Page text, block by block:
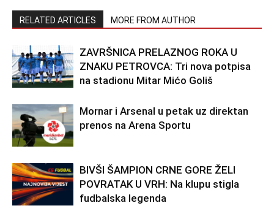
RELATED ARTICLES MORE FROM AUTHOR
ZAVRŠNICA PRELAZNOG ROKA U
ZNAKU PETROVCA: Tri nova potpisa
na stadionu Mitar Mićo Goliš
Mornar i Arsenal u petak uz direktan
prenos na Arena Sportu
BIVŠI ŠAMPION CRNE GORE ŽELI
POVRATAK U VRH: Na klupu stigla
fudbalska legenda